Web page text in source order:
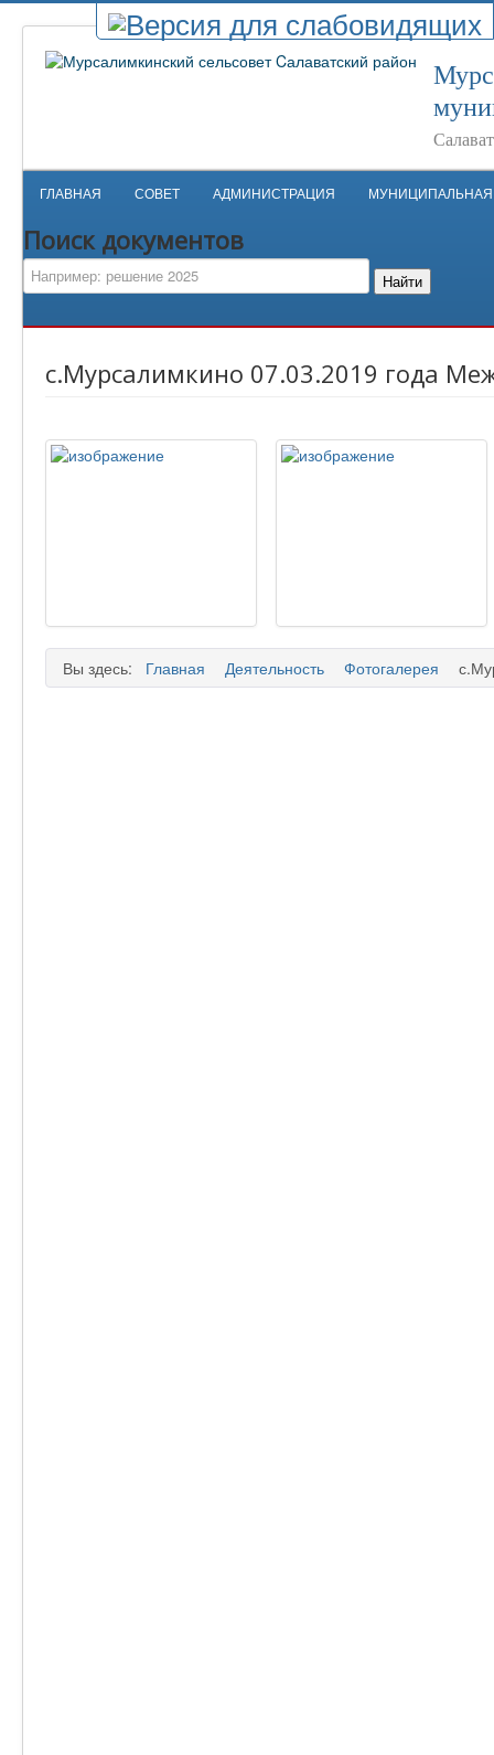
ГЛАВНАЯ СОВЕТ АДМИНИСТРАЦИЯ
Поиск документов
Найти
с.Мурсалимкино 07.03.2019 года
Вы здесь: Главная Деятельность Фотогалерея